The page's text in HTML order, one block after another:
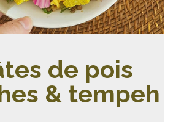
de pois
& tempeh